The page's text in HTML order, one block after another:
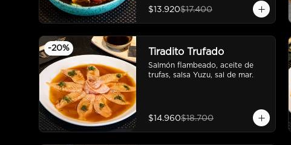
$13.920$17.400
-20% Tiradito Trufado
Salmón flambeado, aceite de
trufas, salsa Yuzu, sal de mar.
$14.960$18.700